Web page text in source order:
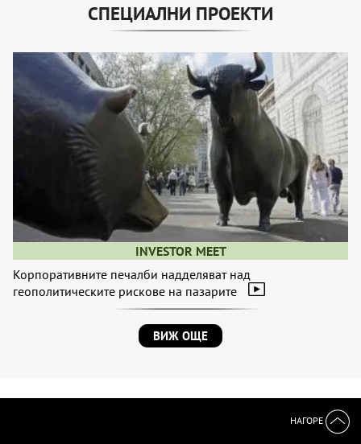
СПЕЦИАЛНИ ПРОЕКТИ
INVESTOR MEET
Корпоративните печалби надделяват над
геополитическите рискове на пазарите
ВИЖ ОЩЕ
НАГОРЕ